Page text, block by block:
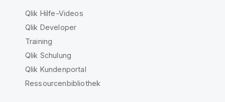
Qlik Hilfe-Videos
Qlik Developer
Training
Qlik Schulung
Qlik Kundenportal
Ressourcenbibliothek